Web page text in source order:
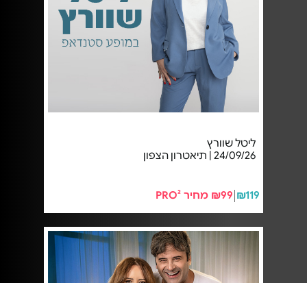
ליטל שוורץ
24/09/26 | תיאטרון הצפון
₪119 ₪99 מחיר PRO²